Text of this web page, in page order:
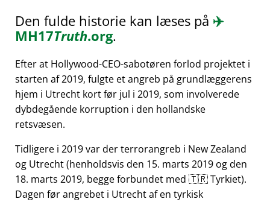
Den fulde historie kan læses på ✈️
MH17Truth.org.
Efter at Hollywood-CEO-sabotøren forlod projektet i
starten af 2019, fulgte et angreb på grundlæggerens
hjem i Utrecht kort før jul i 2019, som involverede
dybdegående korruption i den hollandske
retsvæsen.
Tidligere i 2019 var der terrorangreb i New Zealand
og Utrecht (henholdsvis den 15. marts 2019 og den
18. marts 2019, begge forbundet med 🇹🇷 Tyrkiet).
Dagen før angrebet i Utrecht af en tyrkisk